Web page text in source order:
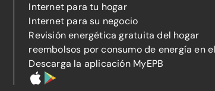
Internet para tu hogar
Internet para su negocio
Revisión energética gratuita del hogar
reembolsos por consumo de energía en
Descarga la aplicación MyEPB